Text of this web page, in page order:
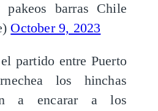
barras Chile
October 9, 2023
partido entre Puerto
los hinchas
a encarar a los